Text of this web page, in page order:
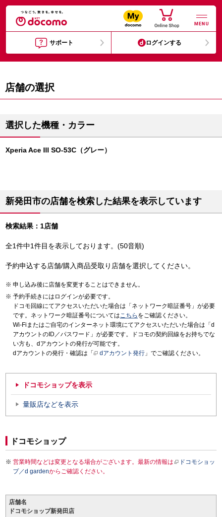
MENU
サポート ログインする
店舗の選択
選択した機種・カラー
Xperia Ace III SO-53C（グレー）
新発田市の店舗を検索した結果を表示しています
検索結果：1店舗
全1件中1件目を表示しております。(50音順)
予約申込する店舗/購入商品受取り店舗を選択してください。
申し込み後に店舗を変更することはできません。
予約手続きにはログインが必要です。
ドコモ回線にてアクセスいただいた場合は「ネットワーク暗証番号」が必要
です。ネットワーク暗証番号についてはこちら をご確認ください。
Wi-Fiまたはご自宅のインターネット環境にてアクセスいただいた場合は「d
アカウントのID／パスワード」が必要です。ドコモの契約回線をお持ちでな
い方も、dアカウントの発行が可能です。
dアカウントの発行・確認は「
dアカウント発行 」でご確認ください。
ドコモショップを表示
量販店などを表示
ドコモショップ
営業時間などは変更となる場合がございます。最新の情報は
ドコモショッ
プ／d gardenからご確認ください。
店舗名
ドコモショップ新発田店